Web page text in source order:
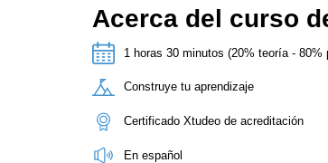
Acerca del curso
1 horas 30 minutos (20% teoría - 80%
Construye tu aprendizaje
Certificado Xtudeo de acreditación
En español